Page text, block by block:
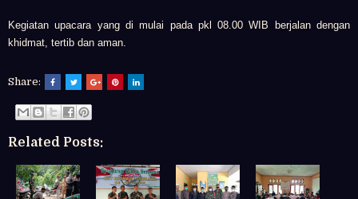
Kegiatan upacara yang di mulai pada pkl 08.00 WIB berjalan dengan
khidmat, tertib dan aman.
Share:
Related Posts: